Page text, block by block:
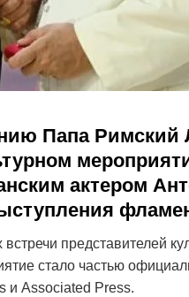
Папа Римский
актером
представителей
стало частью
и Associated Press.